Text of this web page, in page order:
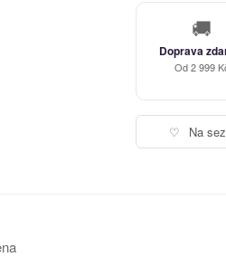
🚚
Doprava
Od 2 999
♡ Na